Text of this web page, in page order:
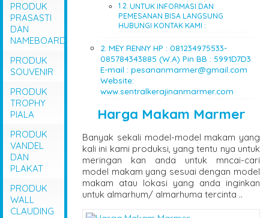
UNTUK INFORMASI DAN
PEMESANAN BISA LANGSUNG
HUBUNGI KONTAK KAMI :
MEY RENNY HP : 081234975533-
085784343885 (W.A) Pin BB : 5991D7D3
E-mail : pesananmarmer@gmail.com
Website:
www.sentralkerajinanmarmer.com
Harga Makam Marmer
Banyak sekali model-model makam yang
kali ini kami produksi, yang tentu nya untuk
meringan kan anda untuk mncai-cari
model makam yang sesuai dengan model
makam atau lokasi yang anda inginkan
untuk almarhum/ almarhuma tercinta ..
PRODUK
PRASASTI
DAN
NAMEBOARD
PRODUK
SOUVENIR
PRODUK
TROPHY
PIALA
PRODUK
VANDEL
DAN
PLAKAT
PRODUK
WALL
CLAUDING